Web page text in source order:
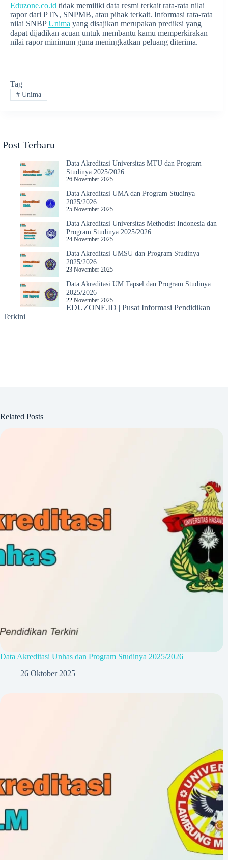
Eduzone.co.id tidak memiliki data resmi terkait rata-rata nilai
rapor dari PTN, SNPMB, atau pihak terkait. Informasi rata-rata
nilai SNBPUnima yang disajikan merupakan prediksi yang
dapat dijadikan acuan untuk membantu kamu memperkirakan
nilai rapor minimum guna meningkatkan peluang diterima.
Tag
#Unima
Post Terbaru
Data Akreditasi Universitas MTU dan Program
Studinya 2025/2026
26 November 2025
Data Akreditasi UMA dan Program Studinya
2025/2026
25 November 2025
Data Akreditasi Universitas Methodist Indonesia dan
Program Studinya 2025/2026
24 November 2025
Data Akreditasi UMSU dan Program Studinya
2025/2026
23 November 2025
Data Akreditasi UM Tapsel dan Program Studinya
2025/2026
22 November 2025
EDUZONE.ID | Pusat Informasi Pendidikan
Terkini
Related Posts
Data Akreditasi Unhas dan Program Studinya 2025/2026
26 Oktober 2025